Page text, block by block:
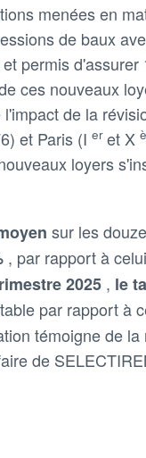
menées en
de baux
permis
ces nouveaux
de la
et Paris (I er et X
loyers
sur les
, par rapport à
2025 , le
par rapport à
témoigne de
de